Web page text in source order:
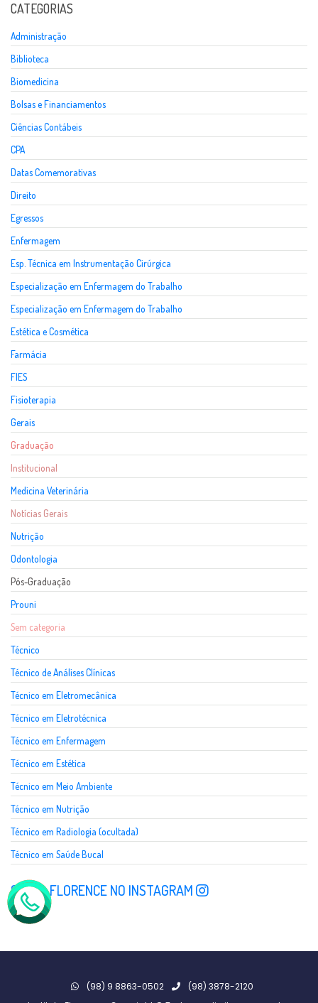
CATEGORIAS
Administração
Biblioteca
Biomedicina
Bolsas e Financiamentos
Ciências Contábeis
CPA
Datas Comemorativas
Direito
Egressos
Enfermagem
Esp. Técnica em Instrumentação Cirúrgica
Especialização em Enfermagem do Trabalho
Especialização em Enfermagem do Trabalho
Estética e Cosmética
Farmácia
FIES
Fisioterapia
Gerais
Graduação
Institucional
Medicina Veterinária
Notícias Gerais
Nutrição
Odontologia
Pós-Graduação
Prouni
Sem categoria
Técnico
Técnico de Análises Clínicas
Técnico em Eletromecânica
Técnico em Eletrotécnica
Técnico em Enfermagem
Técnico em Estética
Técnico em Meio Ambiente
Técnico em Nutrição
Técnico em Radiologia (ocultada)
Técnico em Saúde Bucal
SIGA A FLORENCE NO INSTAGRAM
(98) 9 8863-0502
(98) 3878-2120